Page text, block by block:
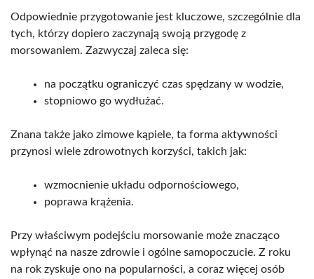
Odpowiednie przygotowanie jest kluczowe, szczególnie dla
tych, którzy dopiero zaczynają swoją przygodę z
morsowaniem. Zazwyczaj zaleca się:
na początku ograniczyć czas spędzany w wodzie,
stopniowo go wydłużać.
Znana także jako zimowe kąpiele, ta forma aktywności
przynosi wiele zdrowotnych korzyści, takich jak:
wzmocnienie układu odpornościowego,
poprawa krążenia.
Przy właściwym podejściu morsowanie może znacząco
wpłynąć na nasze zdrowie i ogólne samopoczucie. Z roku
na rok zyskuje ono na popularności, a coraz więcej osób